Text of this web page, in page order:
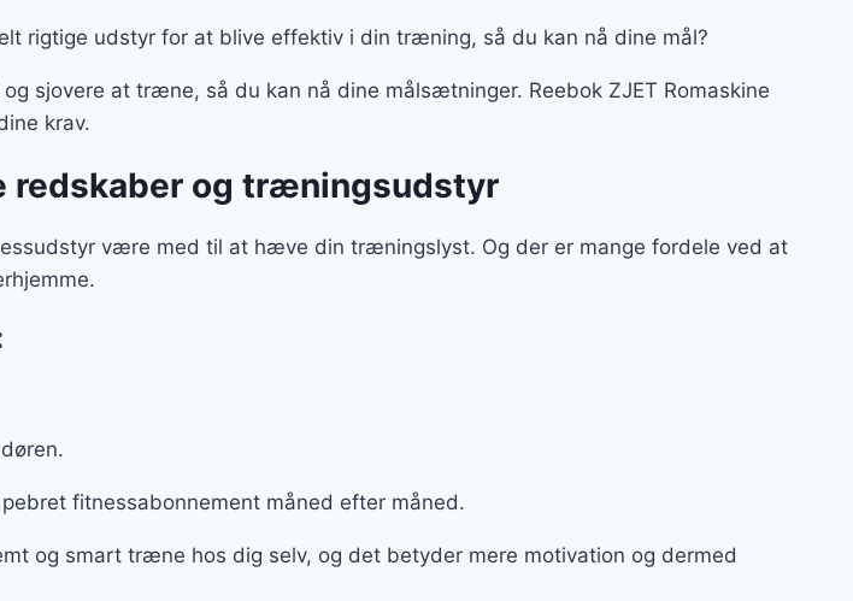
rigtige udstyr for at blive effektiv i din træning, så du kan nå dine mål?
sjovere at træne, så du kan nå dine målsætninger. Reebok ZJET Romaskine
krav.
redskaber og træningsudstyr
være med til at hæve din træningslyst. Og der er mange fordele ved at
fitnessabonnement måned efter måned.
og smart træne hos dig selv, og det betyder mere motivation og dermed